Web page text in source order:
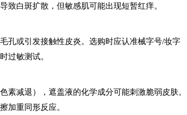
致白斑扩散，但敏感肌可能出现短暂红痒。
或引发接触性皮炎。选购时应认准械字号/妆字
过敏测试。
减退），遮盖液的化学成分可能刺激脆弱皮肤。
加重同形反应。